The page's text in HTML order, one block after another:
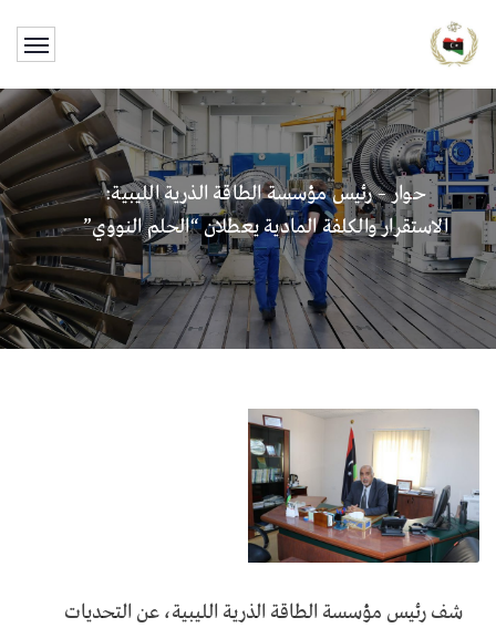
حوار – رئيس مؤسسة الطاقة الذرية الليبية:
الاستقرار والكلفة المادية يعطلان “الحلم النووي”
شف رئيس مؤسسة الطاقة الذرية الليبية، عن التحديات